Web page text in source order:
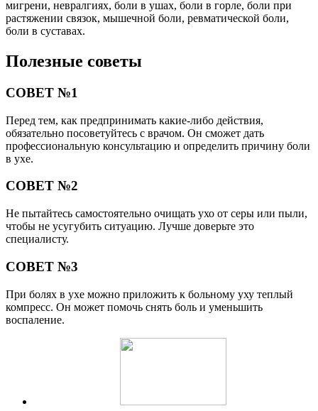
мигрени, невралгиях, боли в ушах, боли в горле, боли при
растяжении связок, мышечной боли, ревматической боли,
боли в суставах.
Полезные советы
СОВЕТ №1
Перед тем, как предпринимать какие-либо действия,
обязательно посоветуйтесь с врачом. Он сможет дать
профессиональную консультацию и определить причину боли
в ухе.
СОВЕТ №2
Не пытайтесь самостоятельно очищать ухо от серы или пыли,
чтобы не усугубить ситуацию. Лучше доверьте это
специалисту.
СОВЕТ №3
При болях в ухе можно приложить к больному уху теплый
компресс. Он может помочь снять боль и уменьшить
воспаление.